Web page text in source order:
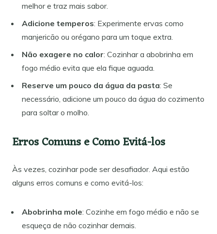
melhor e traz mais sabor.
Adicione temperos: Experimente ervas como
manjericão ou orégano para um toque extra.
Não exagere no calor: Cozinhar a abobrinha em
fogo médio evita que ela fique aguada.
Reserve um pouco da água da pasta: Se
necessário, adicione um pouco da água do cozimento
para soltar o molho.
Erros Comuns e Como Evitá-los
Às vezes, cozinhar pode ser desafiador. Aqui estão
alguns erros comuns e como evitá-los:
Abobrinha mole: Cozinhe em fogo médio e não se
esqueça de não cozinhar demais.